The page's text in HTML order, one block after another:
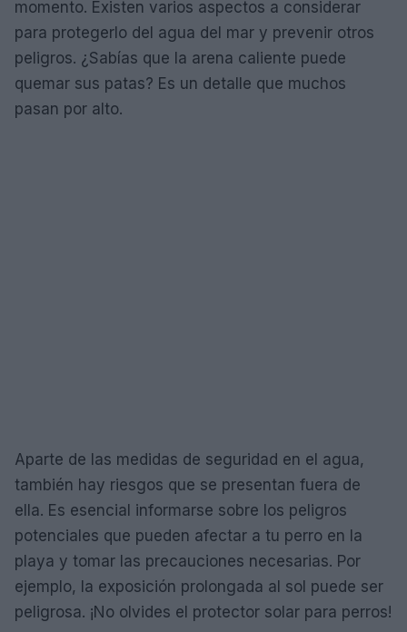
momento. Existen varios aspectos a considerar
para protegerlo del agua del mar y prevenir otros
peligros. ¿Sabías que la arena caliente puede
quemar sus patas? Es un detalle que muchos
pasan por alto.
Aparte de las medidas de seguridad en el agua,
también hay riesgos que se presentan fuera de
ella. Es esencial informarse sobre los peligros
potenciales que pueden afectar a tu perro en la
playa y tomar las precauciones necesarias. Por
ejemplo, la exposición prolongada al sol puede ser
peligrosa. ¡No olvides el protector solar para perros!